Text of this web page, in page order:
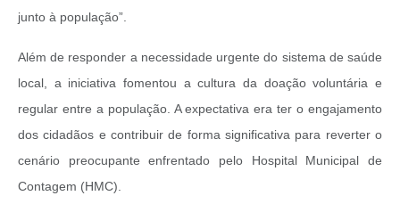
junto à população”.
Além de responder a necessidade urgente do sistema de saúde
local, a iniciativa fomentou a cultura da doação voluntária e
regular entre a população. A expectativa era ter o engajamento
dos cidadãos e contribuir de forma significativa para reverter o
cenário preocupante enfrentado pelo Hospital Municipal de
Contagem (HMC).